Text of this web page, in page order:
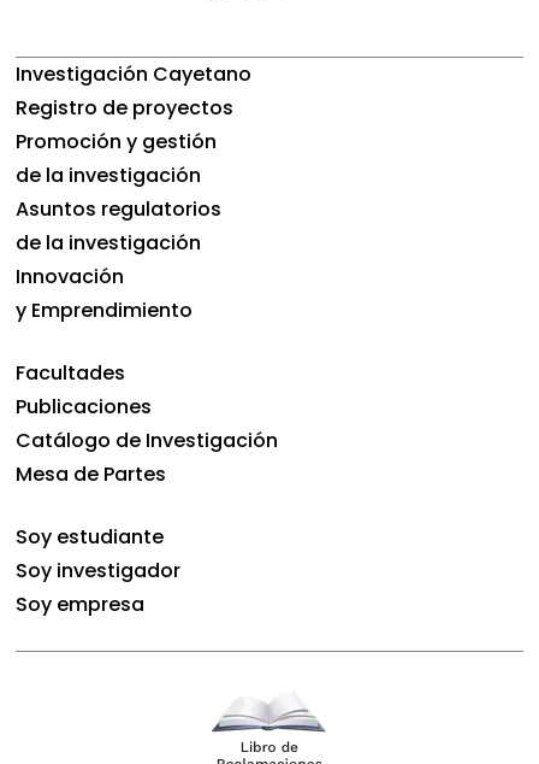
Investigación Cayetano
Registro de proyectos
Promoción y gestión
de la investigación
Asuntos regulatorios
de la investigación
Innovación
y Emprendimiento
Facultades
Publicaciones
Catálogo de Investigación
Mesa de Partes
Soy estudiante
Soy investigador
Soy empresa